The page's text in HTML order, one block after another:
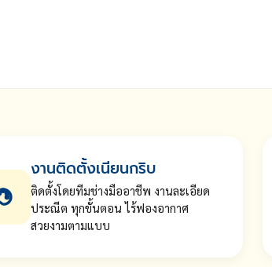
งานติดตั้งเนียนกริบ
ติดตั้งโดยทีมช่างมืออาชีพ งานละเอียด
ประณีต ทุกขั้นตอน ไร้ฟองอากาศ
สวยงามตามแบบ